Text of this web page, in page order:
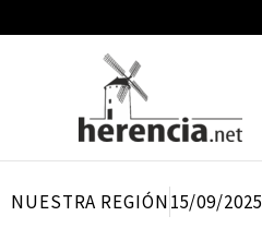
NUESTRA REGIÓN15/09/2025